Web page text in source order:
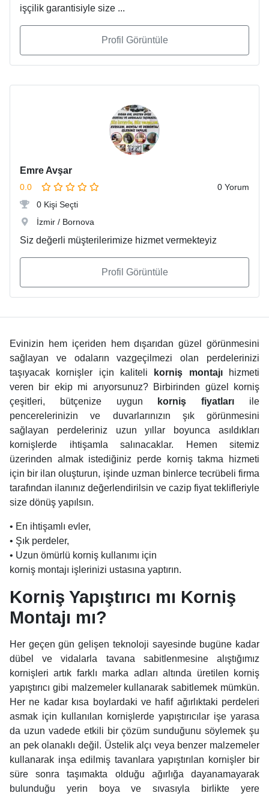
işçilik garantisiyle size ...
Profil Görüntüle
Emre Avşar
0.0
0 Yorum
0 Kişi Seçti
İzmir / Bornova
Siz değerli müşterilerimize hizmet vermekteyiz
Profil Görüntüle
Evinizin hem içeriden hem dışarıdan güzel görünmesini
sağlayan ve odaların vazgeçilmezi olan perdelerinizi
taşıyacak kornişler için kaliteli
korniş montajıhizmeti
veren bir ekip mi arıyorsunuz? Birbirinden güzel korniş
çeşitleri, bütçenize uygun
korniş fiyatları ile
pencerelerinizin ve duvarlarınızın şık görünmesini
sağlayan perdeleriniz uzun yıllar boyunca asıldıkları
kornişlerde ihtişamla salınacaklar. Hemen sitemiz
üzerinden almak istediğiniz perde korniş takma hizmeti
için bir ilan oluşturun, işinde uzman binlerce tecrübeli firma
tarafından ilanınız değerlendirilsin ve cazip fiyat teklifleriyle
size dönüş yapılsın.
• En ihtişamlı evler,
• Şık perdeler,
• Uzun ömürlü korniş kullanımı için
korniş montajı işlerinizi ustasına yaptırın.
Korniş Yapıştırıcı mı Korniş
Montajı mı?
Her geçen gün gelişen teknoloji sayesinde bugüne kadar
dübel ve vidalarla tavana sabitlenmesine alıştığımız
kornişleri artık farklı marka adları altında üretilen korniş
yapıştırıcı gibi malzemeler kullanarak sabitlemek mümkün.
Her ne kadar kısa boylardaki ve hafif ağırlıktaki perdeleri
asmak için kullanılan kornişlerde yapıştırıcılar işe yarasa
da uzun vadede etkili bir çözüm sunduğunu söylemek şu
an pek olanaklı değil. Üstelik alçı veya benzer malzemeler
kullanarak inşa edilmiş tavanlara yapıştırılan kornişler bir
süre sonra taşımakta olduğu ağırlığa dayanamayarak
bulunduğu yerin boya ve sıvasıyla birlikte yere